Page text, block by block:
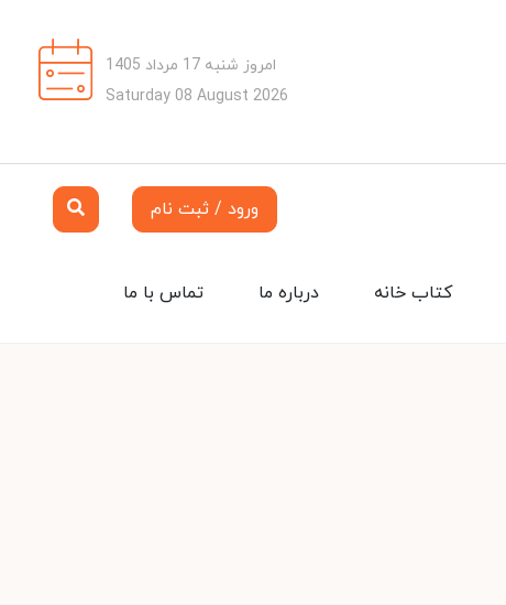
امروز شنبه 17 مرداد 1405
Saturday 08 August 2026
ورود / ثبت نام
تماس با ما درباره ما کتاب خانه